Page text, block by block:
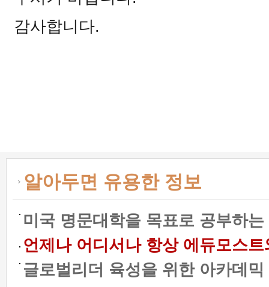
감사합니다.
알아두면 유용한 정보
미국 명문대학을 목표로 공부하
언제나 어디서나 항상 에듀모스
글로벌리더 육성을 위한 아카데